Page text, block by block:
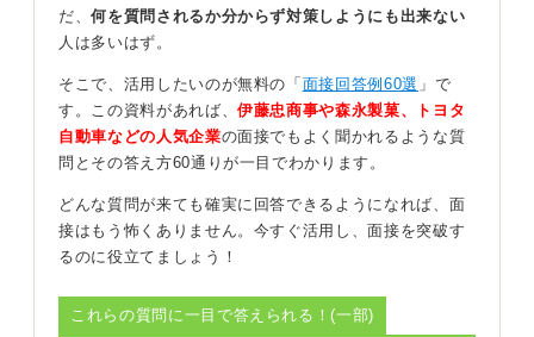
以前就職支援した人でなぜ決まらなかったのかを聞いた
ったく就職に興味がなかったからなんとかなると思って
しまっていた」など、すごく反省していました。
「就活で人より遅れを取っているということを理解して
集中して就職活動を一生懸命頑張っている。そのために
バイト先も休ませてもらっている」、という人は短期間
で内定を勝ち取っていました。
0
だ、何を質問されるか分からず対策しようにも出来ない
人は多いはず。
そこで、活用したいのが無料の「 面接回答例60選 」で
す。この資料があれば、伊藤忠商事や森永製菓、トヨタ
自動車などの人気企業の面接でもよく聞かれるような質
問とその答え方60通りが一目でわかります。
どんな質問が来ても確実に回答できるようになれば、面
接はもう怖くありません。今すぐ活用し、面接を突破す
るのに役立てましょう！
これらの質問に一目で答えられる！(一部)